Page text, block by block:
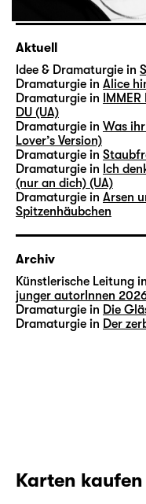
Aktuell
Idee & Dramaturgie in
Dramaturgie in Alice
Dramaturgie in
DU (UA)
Dramaturgie in Was
Lover’s Version)
Dramaturgie in
Dramaturgie in Ich
(nur an dich) (UA)
Dramaturgie in Arsen
Spitzenhäubchen
Archiv
Künstlerische Leitung in
junger autorInnen
Dramaturgie in Die
Dramaturgie in Der
Karten kaufen